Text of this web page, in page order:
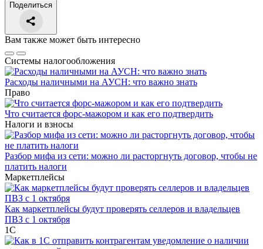
Поделиться
Вам также может быть интересно
Системы налогообложения
Расходы наличными на АУСН: что важно знать
Право
Что считается форс-мажором и как его подтвердить
Налоги и взносы
Разбор мифа из сети: можно ли расторгнуть договор, чтобы не
платить налоги
Маркетплейсы
Как маркетплейсы будут проверять селлеров и владельцев
ПВЗ с 1 октября
1С